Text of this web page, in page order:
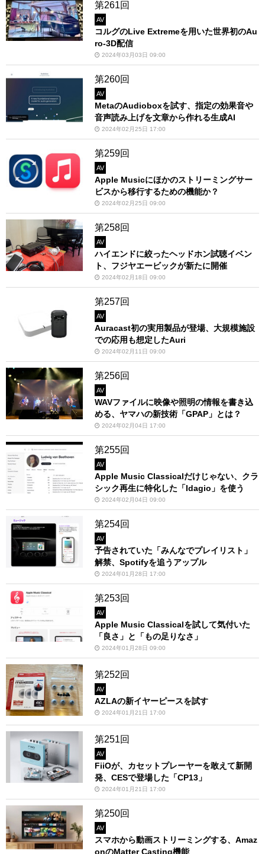
第261回
AV
コルグのLive Extremeを用いた世界初のAu
ro-3D配信
2024年03月03日 09:00
第260回
AV
MetaのAudioboxを試す、指定の効果音や
音声読み上げを文章から作れる生成AI
2024年02月25日 17:00
第259回
AV
Apple Musicにほかのストリーミングサー
ビスから移行するための機能か？
2024年02月25日 09:00
第258回
AV
ハイエンドに絞ったヘッドホン試聴イベン
ト、フジヤエービックが新たに開催
2024年02月18日 09:00
第257回
AV
Auracast初の実用製品が登場、大規模施設
での応用も想定したAuri
2024年02月11日 09:00
第256回
AV
WAVファイルに映像や照明の情報を書き込
める、ヤマハの新技術「GPAP」とは？
2024年02月04日 17:00
第255回
AV
Apple Music Classicalだけじゃない、クラ
シック再生に特化した「Idagio」を使う
2024年02月04日 09:00
第254回
AV
予告されていた「みんなでプレイリスト」
解禁、Spotifyを追うアップル
2024年01月28日 17:00
第253回
AV
Apple Music Classicalを試して気付いた
「良さ」と「もの足りなさ」
2024年01月28日 09:00
第252回
AV
AZLAの新イヤーピースを試す
2024年01月21日 17:00
第251回
AV
FiiOが、カセットプレーヤーを敢えて新開
発、CESで登場した「CP13」
2024年01月21日 17:00
第250回
AV
スマホから動画ストリーミングする、Amaz
onのMatter Casting機能